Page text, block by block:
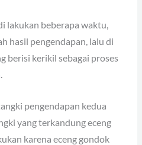
lakukan beberapa waktu,
hasil pengendapan, lalu di
berisi kerikil sebagai proses
pengendapan kedua
yang terkandung eceng
karena eceng gondok